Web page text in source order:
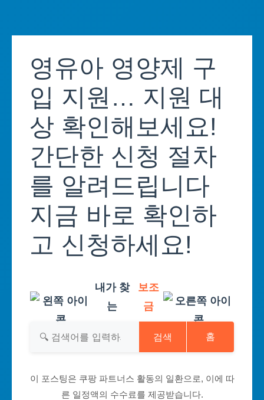
content영유아 영양제 구
입 지원… 지원 대
상 확인해보세요!
간단한 신청 절차
를 알려드립니다
지금 바로 확인하
고 신청하세요!
내가 찾
는
보조
금
검색 홈
이 포스팅은 쿠팡 파트너스 활동의 일환으로, 이에 따
른 일정액의 수수료를 제공받습니다.